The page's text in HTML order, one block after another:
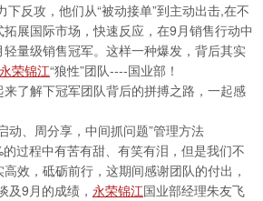
下反攻，他们从“被动接单”到主动出击,在不
展国际市场，快速反应，在9月销售行动中
量级销售冠军。这样一种爆发，背后其实
永荣锦江“狼性”团队----国业部！
了解下冠军团队背后的拼搏之路，一起感
动、周分享，中间抓问题”管理方法
过程中有苦有甜、有笑有泪，但是我们不
效，砥砺前行，这期间感谢团队的付出，
及9月的成绩， 永荣锦江国业部经理朱友飞